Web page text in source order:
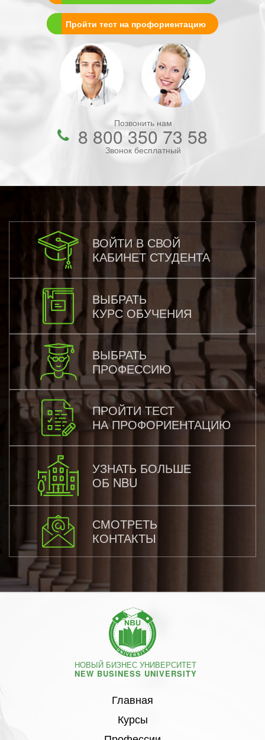
Пройти тест на профориентацию
Позвонить нам
8 800 350 73 58
Звонок бесплатный
ВОЙТИ В СВОЙ
КАБИНЕТ СТУДЕНТА
ВЫБРАТЬ
КУРС ОБУЧЕНИЯ
ВЫБРАТЬ
ПРОФЕССИЮ
ПРОЙТИ ТЕСТ
НА ПРОФОРИЕНТАЦИЮ
УЗНАТЬ БОЛЬШЕ
ОБ NBU
СМОТРЕТЬ
КОНТАКТЫ
НОВЫЙ БИЗНЕС УНИВЕРСИТЕТ
NEW BUSINESS UNIVERSITY
Главная
Курсы